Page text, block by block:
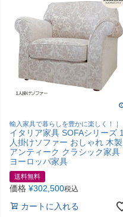
輸入家具で暮らしを豊かに楽しく！｜
イタリア家具 SOFAシリーズ 1
人掛けソファー おしゃれ 木製
アンティーク クラシック家具
ヨーロッパ家具
送料無料
価格 ¥302,500税込
カートに入れる